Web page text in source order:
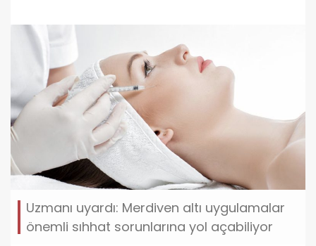
Uzmanı uyardı: Merdiven altı uygulamalar
önemli sıhhat sorunlarına yol açabiliyor